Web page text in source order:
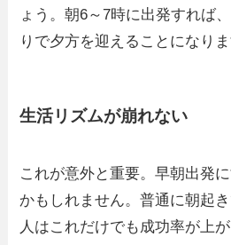
ょう。朝6～7時に出発すれば
りで夕方を迎えることになりま
生活リズムが崩れない
これが意外と重要。早朝出発
かもしれません。普通に朝起
人はこれだけでも成功率が上が